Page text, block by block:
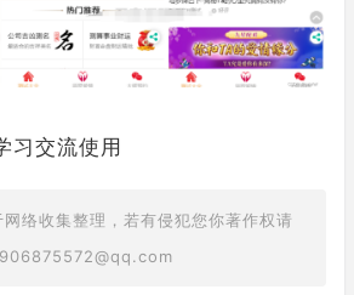
习交流使用
络收集整理，若有侵犯您你著作权请